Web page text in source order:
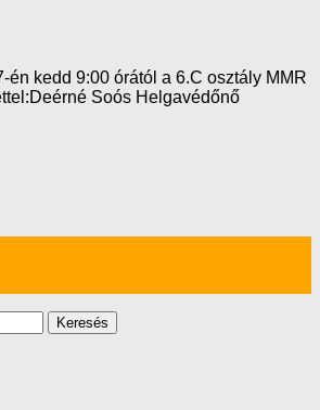
én kedd 9:00 órától a 6.C osztály MMR
Soós Helgavédőnő